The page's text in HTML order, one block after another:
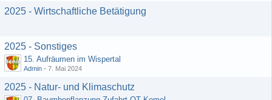
2025 - Wirtschaftliche Betätigung
2025 - Sonstiges
15. Aufräumen im Wispertal
Admin - 7. Mai 2024
2025 - Natur- und Klimaschutz